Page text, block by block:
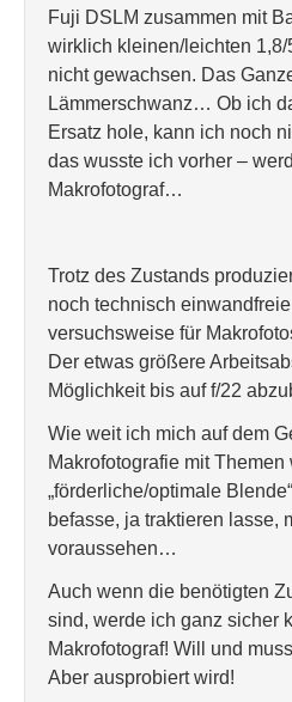
Fuji DSLM zusammen mit
wirklich kleinen/leichten
nicht gewachsen. Das
Lämmerschwanz… Ob ich
Ersatz hole, kann ich noch
das wusste ich vorher –
Makrofotograf…
Trotz des Zustands
noch technisch
versuchsweise für
Der etwas größere
Möglichkeit bis auf f/22
Wie weit ich mich auf dem
Makrofotografie mit Themen
„förderliche/optimale
befasse, ja traktieren lasse,
voraussehen…
Auch wenn die benötigten
sind, werde ich ganz sicher
Makrofotograf! Will und
Aber ausprobiert wird!